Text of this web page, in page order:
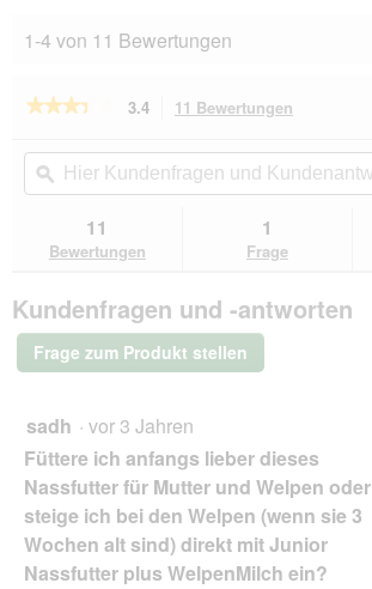
1-4 von 11 Bewertungen
★★★★★
★★★★★
5
lesen
SELECT
Nassfutter
Hund
Dog
Mousse
6x360
3.4 11 Bewertungen
Aktion
navigierst
du
Hier
Kundenfragen
und
Kundenantworten
durchsuchen
ϙ
11
Bewertungen
1
Frage
Kundenfragen und -antworten
Frage zum Produkt stellen
sadh · vor 3 Jahren
Füttere ich anfangs lieber dieses
Nassfutter für Mutter und Welpen oder
steige ich bei den Welpen (wenn sie 3
Wochen alt sind) direkt mit Junior
Nassfutter plus WelpenMilch ein?